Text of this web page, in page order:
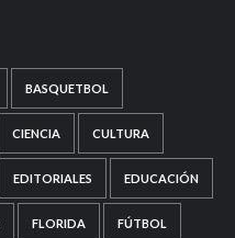
BASQUETBOL
CIENCIA CULTURA
EDITORIALES EDUCACIÓN
FLORIDA FÚTBOL